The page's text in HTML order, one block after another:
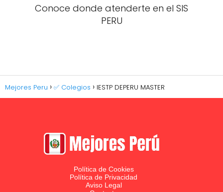
Conoce donde atenderte en el SIS
PERU
Mejores Peru ✅ Colegios IESTP DEPERU MASTER
Política de Cookies
Política de Privacidad
Aviso Legal